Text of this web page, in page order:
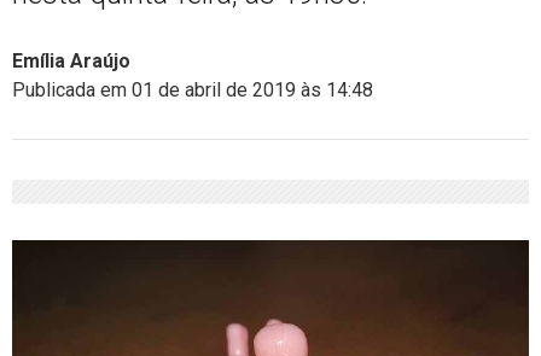
Emília Araújo
Publicada em 01 de abril de 2019 às 14:48